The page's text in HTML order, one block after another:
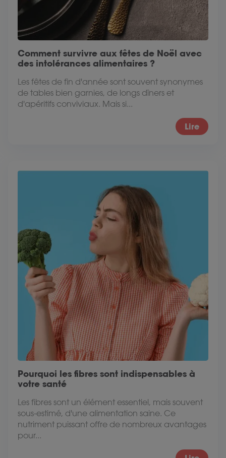
Comment survivre aux fêtes de Noël avec
des intolérances alimentaires ?
Les fêtes de fin d'année sont souvent synonymes
de tables bien garnies, de longs dîners et
d'apéritifs conviviaux. Mais si...
Lire
Pourquoi les fibres sont indispensables à
votre santé
Les fibres sont un élément essentiel, mais souvent
sous-estimé, d'une alimentation saine. Ce
nutriment puissant offre de nombreux avantages
pour...